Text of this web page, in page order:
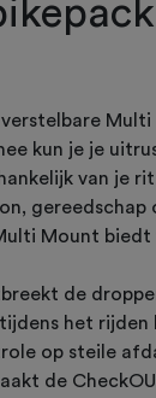
kun je je
van je
Mount
de
het rijden
op steile
de